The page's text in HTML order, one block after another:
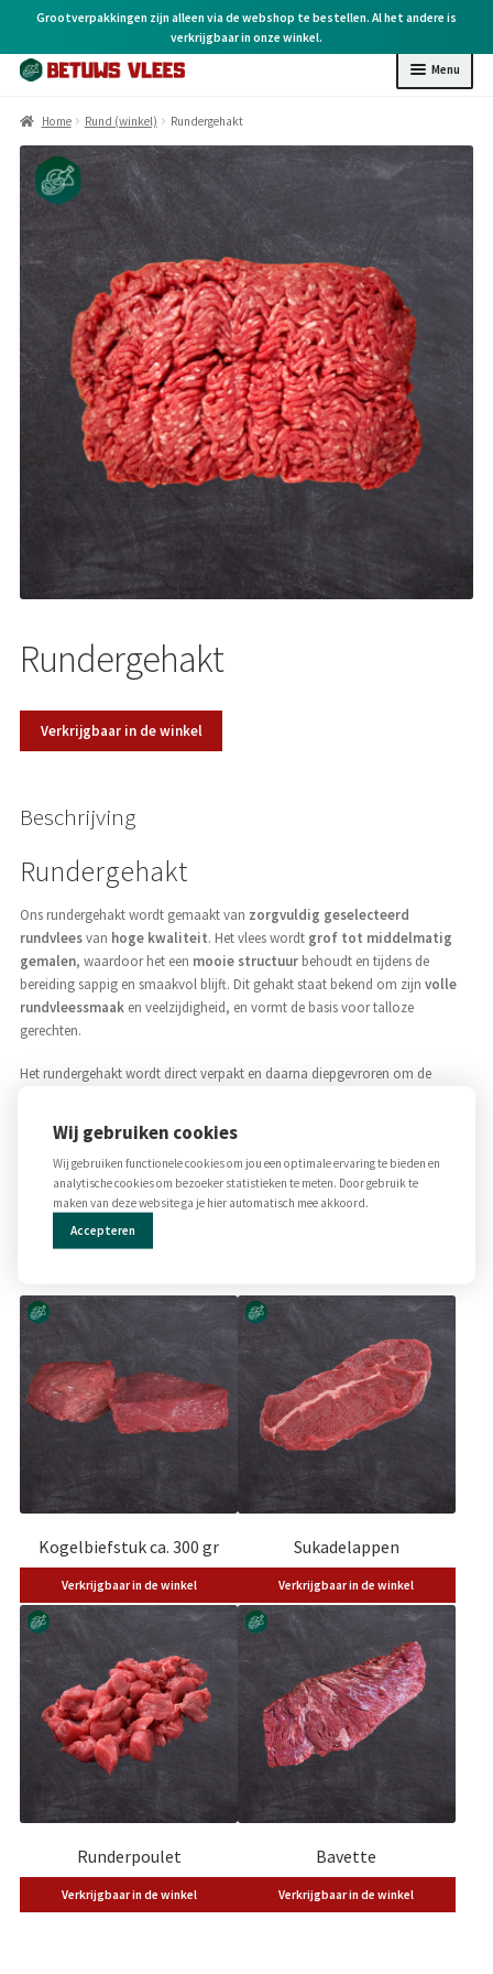
Grootverpakkingen zijn alleen via de webshop te bestellen. Al het andere is
verkrijgbaar in onze winkel.
Menu
Home
Kip (online)
Rund (winkel)
Varken (winkel)
BBQ (winkel)
Kruiden & overige
Cadeaubonnen
Home Rund (winkel) Rundergehakt
Rundergehakt
Verkrijgbaar in de winkel
Beschrijving
Rundergehakt
Ons rundergehakt wordt gemaakt van zorgvuldig geselecteerd
rundvleesvan hoge kwaliteit. Het vlees wordt grof tot middelmatig
gemalen, waardoor het een mooie structuur behoudt en tijdens de
bereiding sappig en smaakvol blijft. Dit gehakt staat bekend om zijnvolle
rundvleessmaak en veelzijdigheid, en vormt de basis voor talloze
gerechten.
Het rundergehakt wordt direct verpakt en daarna diepgevroren om de
worden. Ideaal voor gehaktballen, pasta’s, ovenschotels, taco’s of een
klassieke Hollandse maaltijd. Gewicht, ca. 250 of 500 gram. Kan iets naar
boven of beneden afwijken.
Gerelateerde producten
Kogelbiefstuk ca. 300 gr
Verkrijgbaar in de winkel
Sukadelappen
Verkrijgbaar in de winkel
Runderpoulet
Verkrijgbaar in de winkel
Bavette
Verkrijgbaar in de winkel
Wij gebruiken cookies
Wij gebruiken functionele cookies om jou een optimale ervaring te bieden en
analytische cookies om bezoeker statistieken te meten. Door gebruik te
maken van deze website ga je hier automatisch mee akkoord.
Accepteren